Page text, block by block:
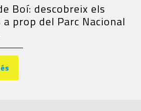
Boí: descobreix els
prop del Parc Nacional